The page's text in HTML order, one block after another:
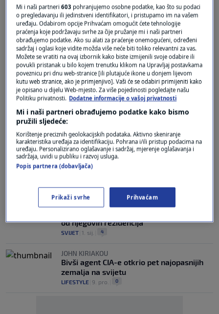
Oglas
CIA radi na naoružavanju kurdskih snaga u
Iranu: Ovo im je cilj
SVIJET|4. ožu.| 2
WORLD FACTBOOK
CIA nakon 60 godina prestaje s
objavljivanjem Svjetske knjige činjenica
od njegovih rezidencija
SVIJET 1. sij. 4
JOHN KIRIAKOU
Bivši agent CIA-e otkrio pet najopasnijih
zemalja na svijetu
LIFESTYLE 9. pro. 0
Mi i naši partneri603 pohranjujemo osobne podatke, kao što su podaci
o pregledavanju ili jedinstveni identifikatori, i pristupamo im na vašem
uređaju. Odabirom opcije Prihvaćam omogućit ćete tehnologije
praćenja koje podržavaju svrhe za čije pružanje mi i naši partneri
obrađujemo podatke. Ako su alati za praćenje onemogućeni, određeni
sadržaj i oglasi koje vidite možda više neće biti toliko relevantni za vas.
Možete se vratiti na ovaj izbornik kako biste izmijenili svoje odabire ili
povukli pristanak u bilo kojem trenutku klikom na Upravljaj postavkama
poveznicu pri dnu web-stranice [ili plutajuće ikone u donjem lijevom
kutu web stranice, ako je primjenjivo]. Vaši će se odabiri primijeniti kako
je opisano u dijelu Web-mjesto. Za više pojedinosti pogledajte našu
Politiku privatnosti. Dodatne informacije o vašoj privatnosti
Mi i naši partneri obrađujemo podatke kako bismo
pružili sljedeće:
Korištenje preciznih geolokacijskih podataka. Aktivno skeniranje
karakteristika uređaja za identifikaciju. Pohrana i/ili pristup podacima na
uređaju. Personalizirano oglašavanje i sadržaj, mjerenje oglašavanja i
sadržaja, uvidi u publiku i razvoj usluga.
Popis partnera (dobavljača)
Prikaži svrhe Prihvaćam